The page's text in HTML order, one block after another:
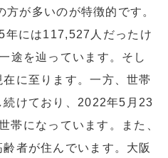
が多いのが特徴的です。
年には117,527人だったけ
途を辿っています。そし
に至ります。一方、世帯
けており、2022年5月23
帯になっています。また、
者が住んでいます。大阪